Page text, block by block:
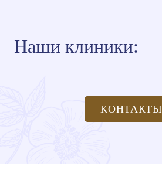
Наши клиники:
КОНТАКТЫ